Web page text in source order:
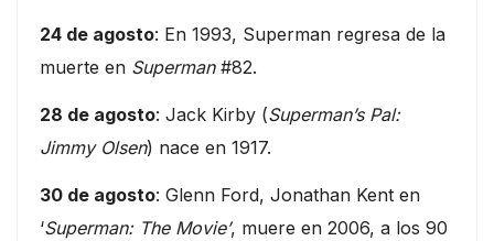
24 de agosto: En 1993, Superman regresa de la
muerte en Superman#82.
28 de agosto: Jack Kirby (Superman’s Pal:
Jimmy Olsen) nace en 1917.
30 de agosto: Glenn Ford, Jonathan Kent en
‘Superman: The Movie’, muere en 2006, a los 90